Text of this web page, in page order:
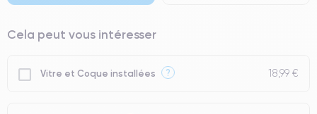
Cela peut vous intéresser
Vitre et Coque installées ? 18,99 €